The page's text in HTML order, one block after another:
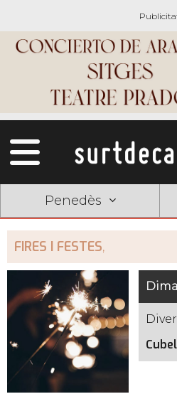
Penedès
FIRES I FESTES,